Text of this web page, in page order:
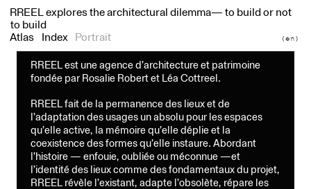
RREEL explores the architectural dilemma— to build or not
to build
Atlas
Index Portrait (en)
RREEL est une agence d’architecture et patrimoine
fondée par Rosalie Robert et Léa Cottreel.
RREEL fait de la permanence des lieux et de
l’adaptation des usages un absolu pour les espaces
qu’elle active, la mémoire qu’elle déplie et la
coexistence des formes qu’elle instaure. Abordant
l’histoire — enfouie, oubliée ou méconnue —et
l’identité des lieux comme des fondamentaux du projet,
RREEL révèle l’existant, adapte l’obsolète, répare les